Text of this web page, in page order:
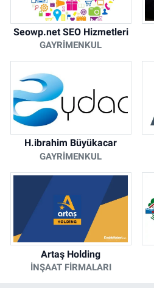
Seowp.net SEO Hizmetleri
GAYRIMENKUL
H.ibrahim Büyükacar
GAYRIMENKUL
Artaş Holding
İNŞAAT FIRMALARI